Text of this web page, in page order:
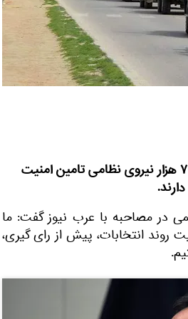
سخنگوی وزارت داخله افغانستان گفت: بیش از ۷۲ هزار نیروی نظامی تامین امنیت
در مصاحبه با عرب نیوز گفت: ما
روند انتخابات، پیش از رای گیری،